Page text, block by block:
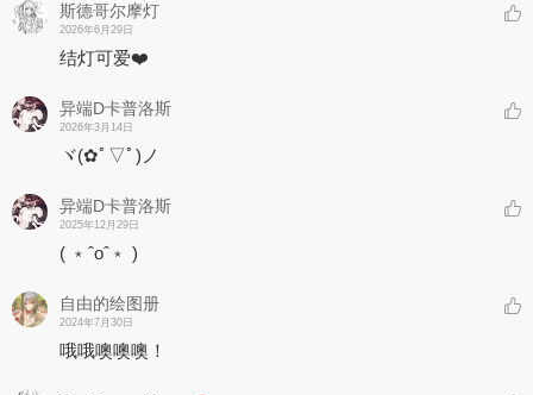
斯德哥尔摩灯
2026年6月29日
结灯可爱❤️
异端D卡普洛斯
2026年3月14日
ヾ(✿ﾟ▽ﾟ)ノ
异端D卡普洛斯
2025年12月29日
( ﹡ˆoˆ﹡ )
自由的绘图册
2024年7月30日
哦哦噢噢噢！